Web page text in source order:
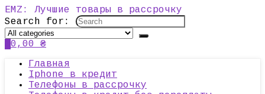
EMZ: Лучшие товары в рассрочку
Search for:
0,00 ₴
Главная
Iphone в кредит
Телефоны в рассрочку